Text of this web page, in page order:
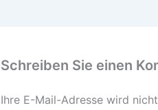
Schreiben Sie einen
Ihre E-Mail-Adresse wird